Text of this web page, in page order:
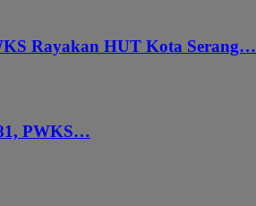
Rayakan HUT Kota Serang…
PWKS…